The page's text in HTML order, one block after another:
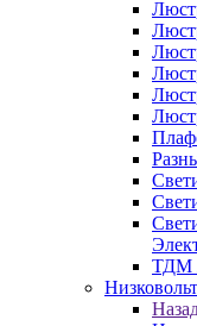
ТДМ